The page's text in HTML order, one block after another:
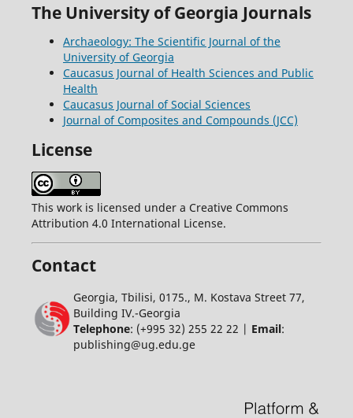
The University of Georgia Journals
Archaeology: The Scientific Journal of the
University of Georgia
Caucasus Journal of Health Sciences and Public
Health
Caucasus Journal of Social Sciences
Journal of Composites and Compounds (JCC)
License
This work is licensed under a Creative Commons
Attribution 4.0 International License.
Contact
Georgia, Tbilisi, 0175., M. Kostava Street 77,
Building IV.-Georgia
Telephone: (+995 32) 255 22 22 | Email:
publishing@ug.edu.ge